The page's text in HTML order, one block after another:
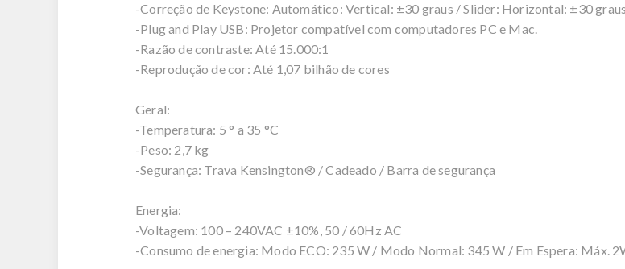
-Correção de Keystone: Automático: Vertical: ±30 graus / Slider: Horizontal: ±30 graus
-Plug and Play USB: Projetor compatível com computadores PC e Mac.
-Razão de contraste: Até 15.000:1
-Reprodução de cor: Até 1,07 bilhão de cores
Geral:
-Temperatura: 5 ° a 35 °C
-Peso: 2,7 kg
-Segurança: Trava Kensington® / Cadeado / Barra de segurança
Energia:
-Voltagem: 100 – 240VAC ±10%, 50 / 60Hz AC
-Consumo de energia: Modo ECO: 235 W / Modo Normal: 345 W / Em Espera: Máx.